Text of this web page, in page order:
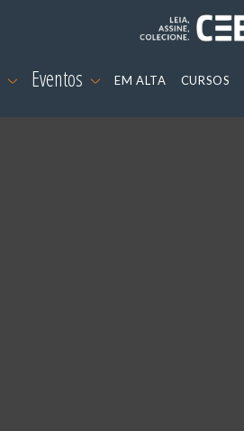
Eventos EM ALTA CURSOS